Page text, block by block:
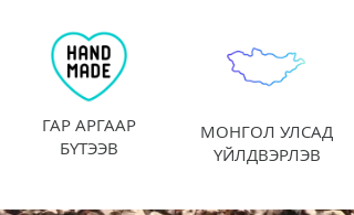
ГАР АРГААР
БҮТЭЭВ
МОНГОЛ УЛСАД
ҮЙЛДВЭРЛЭВ